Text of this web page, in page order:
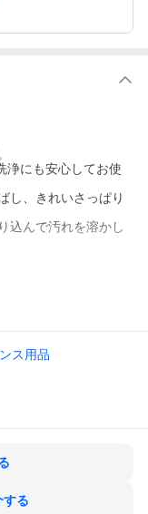
浄にも安心してお使
し、きれいさっぱり
込んで汚れを溶かし
材では変質する可能
せ
一部地域で配送遅
ス用品
する